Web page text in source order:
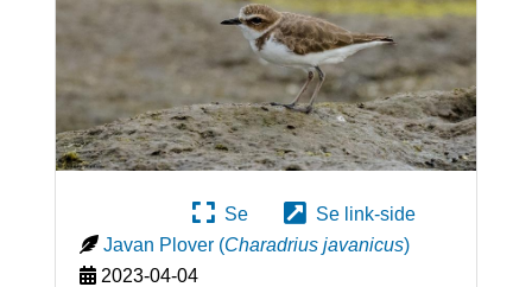
Se
Se link-side
Javan Plover (Charadrius javanicus)
2023-04-04